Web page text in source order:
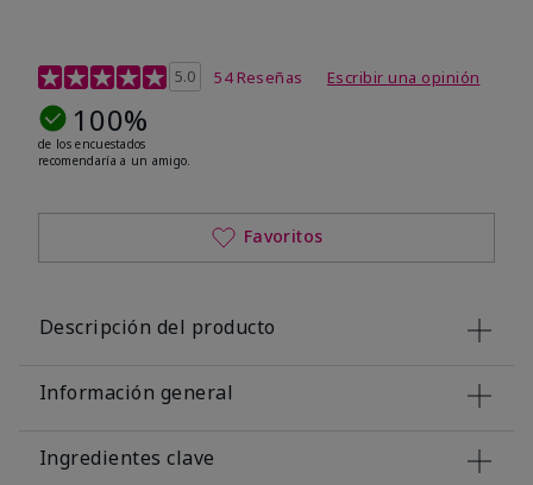
Calificación de clientes de 4,7 de 5
5.0 54 Reseñas Escribir una opinión
100%
de los encuestados
recomendaría a un amigo.
Favoritos
Descripción del producto
Información general
Ingredientes clave